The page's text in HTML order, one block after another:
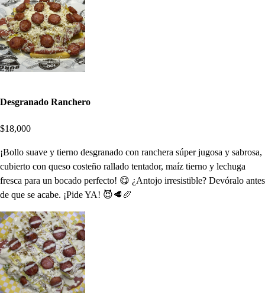
Desgranado Ranchero
$18,000
¡Bollo suave y tierno desgranado con ranchera súper jugosa y sabrosa,
cubierto con queso costeño rallado tentador, maíz tierno y lechuga
fresca para un bocado perfecto! 😋 ¿Antojo irresistible? Devóralo antes
de que se acabe. ¡Pide YA! 😈🥩🥖